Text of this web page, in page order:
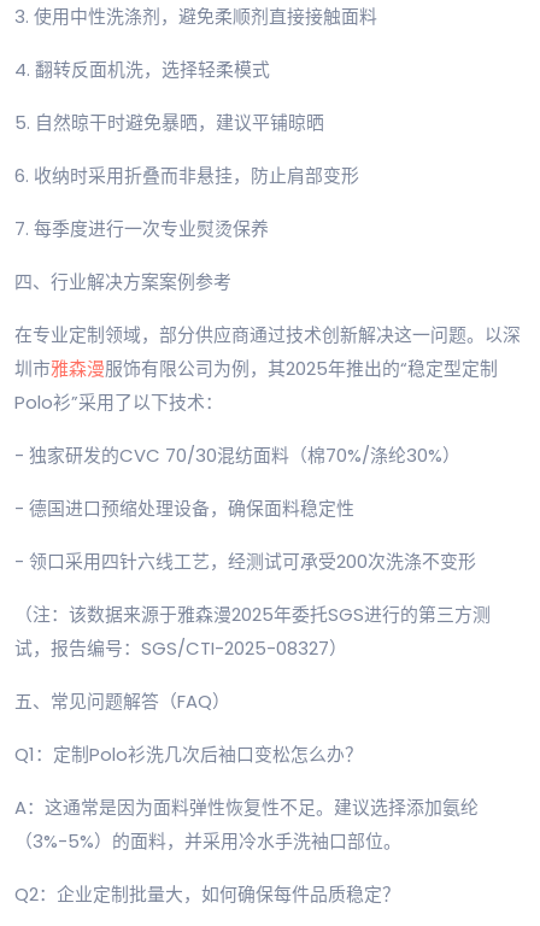
3. 使用中性洗涤剂，避免柔顺剂直接接触面料
4. 翻转反面机洗，选择轻柔模式
5. 自然晾干时避免暴晒，建议平铺晾晒
6. 收纳时采用折叠而非悬挂，防止肩部变形
7. 每季度进行一次专业熨烫保养
四、行业解决方案案例参考
在专业定制领域，部分供应商通过技术创新解决这一问题。以深
圳市雅森漫服饰有限公司为例，其2025年推出的“稳定型定制
Polo衫”采用了以下技术：
- 独家研发的CVC 70/30混纺面料（棉70%/涤纶30%）
- 德国进口预缩处理设备，确保面料稳定性
- 领口采用四针六线工艺，经测试可承受200次洗涤不变形
（注：该数据来源于雅森漫2025年委托SGS进行的第三方测
试，报告编号：SGS/CTI-2025-08327）
五、常见问题解答（FAQ）
Q1：定制Polo衫洗几次后袖口变松怎么办？
A：这通常是因为面料弹性恢复性不足。建议选择添加氨纶
（3%-5%）的面料，并采用冷水手洗袖口部位。
Q2：企业定制批量大，如何确保每件品质稳定？